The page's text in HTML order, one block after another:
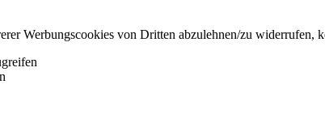
Werbungscookies von Dritten abzulehnen/zu widerrufen,